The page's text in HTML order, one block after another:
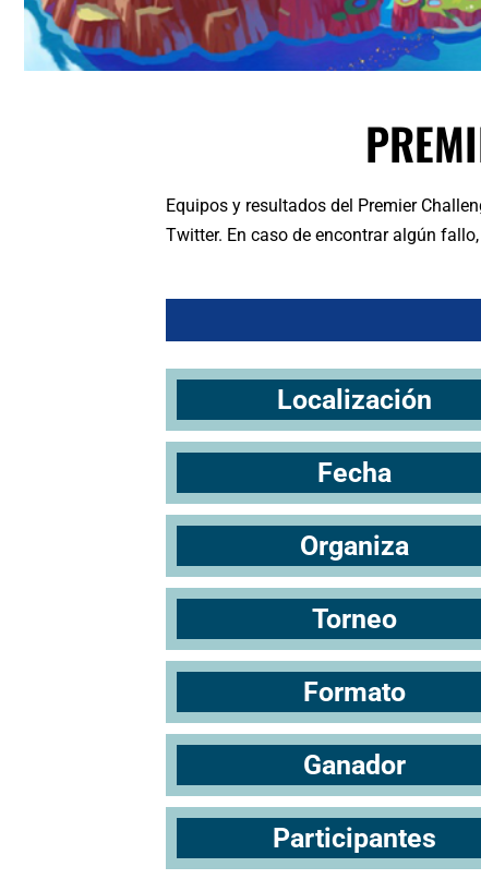
Equipos y resultados del Premier
Twitter. En caso de encontrar algún
Localización
Fecha
Organiza
Torneo
Formato
Ganador
Participantes